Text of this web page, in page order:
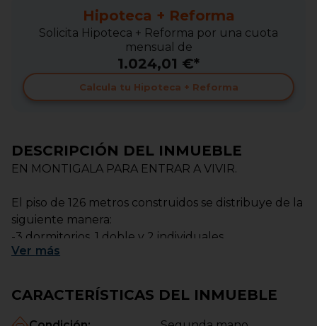
Hipoteca + Reforma
Solicita Hipoteca + Reforma por una cuota
mensual de
1.024,01 €*
Calcula tu Hipoteca + Reforma
DESCRIPCIÓN DEL INMUEBLE
EN MONTIGALA PARA ENTRAR A VIVIR.
El piso de 126 metros construidos se distribuye de la
siguiente manera:
-3 dormitorios, 1 doble y 2 individuales.
-Salón comedor exterior.
-Baño de 5 piezas con plato de ducha.
-Suelos de parquet.
-Carpintería exterior de aluminio de doble climalit.
Ver más
CARACTERÍSTICAS DEL INMUEBLE